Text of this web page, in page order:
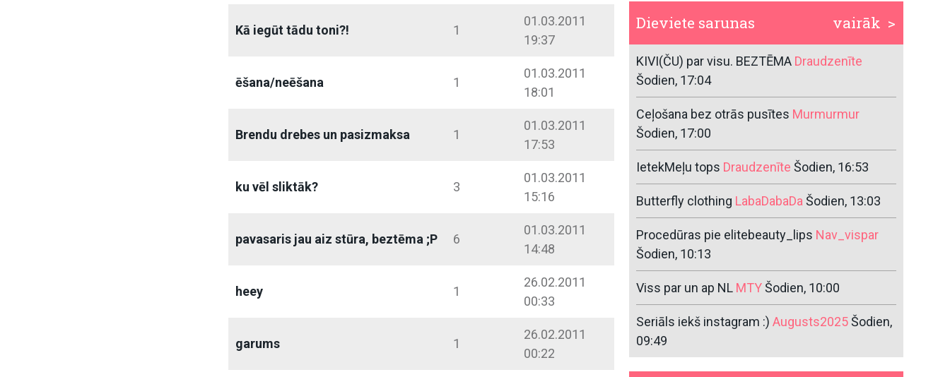
Kā iegūt tādu toni?! 1
01.03.2011
19:37
ēšana/neēšana 1
01.03.2011
18:01
Brendu drebes un pasizmaksa 1
01.03.2011
17:53
ku vēl sliktāk? 3
01.03.2011
15:16
pavasaris jau aiz stūra, beztēma ;P 6
01.03.2011
14:48
heey 1
26.02.2011
00:33
garums 1
26.02.2011
00:22
vairāk >
Dieviete sarunas
KIVI(ČU) par visu. BEZTĒMA Draudzenīte
Šodien, 17:04
Ceļošana bez otrās pusītes Murmurmur
Šodien, 17:00
IetekMeļu tops Draudzenīte Šodien, 16:53
Butterfly clothing LabaDabaDaŠodien, 13:03
Procedūras pie elitebeauty_lips Nav_vispar
Šodien, 10:13
Viss par un ap NL MTYŠodien, 10:00
Seriāls iekš instagram :) Augusts2025Šodien,
09:49